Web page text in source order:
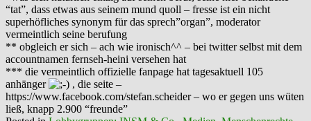
“tat”, dass etwas aus seinem mund quoll – fresse ist ein nicht
superhöfliches synonym für das sprech”organ”, moderator
vermeintlich seine berufung
** obgleich er sich – ach wie ironisch^^ – bei twitter selbst mit dem
accountnamen fernseh-heini versehen hat
*** die vermeintlich offizielle fanpage hat tagesaktuell 105
anhänger
, die seite –
https://www.facebook.com/stefan.scheider – wo er gegen uns wüten
ließ, knapp 2.900 “freunde”